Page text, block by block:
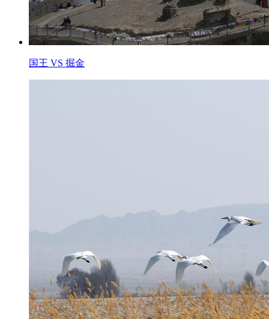
国王 VS 掘金